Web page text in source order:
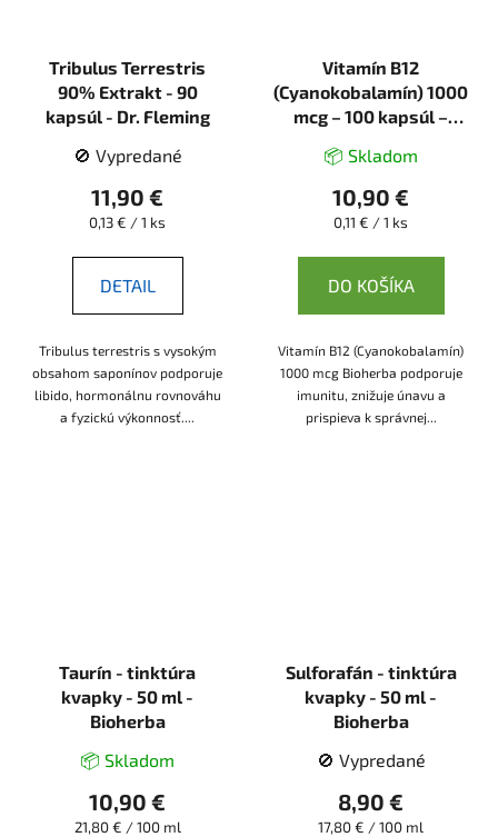
Tribulus Terrestris
90% Extrakt - 90
kapsúl - Dr. Fleming
🚫 Vypredané
11,90 €
Jednotková
0,13 € / 1 ks
DETAIL
Tribulus terrestris s vysokým
obsahom saponínov podporuje
libido, hormonálnu rovnováhu
a fyzickú výkonnosť....
Vitamín B12
(Cyanokobalamín) 1000
mcg – 100 kapsúl –
📦 Skladom
10,90 €
Jednotková
0,11 € / 1 ks
DO KOŠÍKA
Vitamín B12 (Cyanokobalamín)
1000 mcg Bioherba podporuje
imunitu, znižuje únavu a
prispieva k správnej...
Taurín - tinktúra
kvapky - 50 ml -
Bioherba
📦 Skladom
10,90 €
Jednotková
21,80 € / 100 ml
Sulforafán - tinktúra
kvapky - 50 ml -
Bioherba
🚫 Vypredané
8,90 €
Jednotková
17,80 € / 100 ml